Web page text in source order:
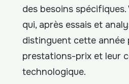
des besoins spécifiques.
qui, après essais et
distinguent cette année
prestations-prix et leur
technologique.